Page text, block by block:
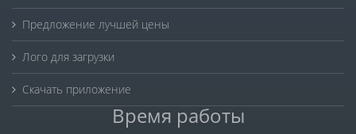
Предложение лучшей цены
Лого для загрузки
Скачать приложение
Время работы